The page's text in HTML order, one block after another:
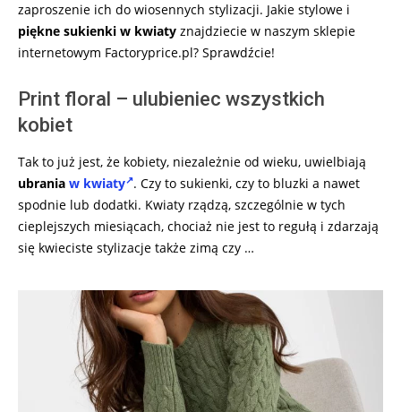
zaproszenie ich do wiosennych stylizacji. Jakie stylowe i
piękne sukienki w kwiaty znajdziecie w naszym sklepie
internetowym Factoryprice.pl? Sprawdźcie!
Print floral – ulubieniec wszystkich
kobiet
Tak to już jest, że kobiety, niezależnie od wieku, uwielbiają
ubrania w kwiaty . Czy to sukienki, czy to bluzki a nawet
spodnie lub dodatki. Kwiaty rządzą, szczególnie w tych
cieplejszych miesiącach, chociaż nie jest to regułą i zdarzają
się kwieciste stylizacje także zimą czy …